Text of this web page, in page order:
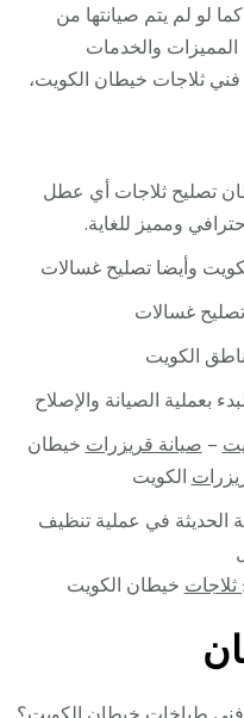
لو لم يتم صيانتها من
والخدمات
فني ثلاجات خيطان الكويت،
تصليح ثلاجات أي عطل
ومميز للغاية.
وأيضا تصليح غسالات
غسالات
بعملية الصيانة والإصلاح
– صيانة قريزرات خيطان
الكويت
الحديثة في عملية تنظيف
خيطان الكويت